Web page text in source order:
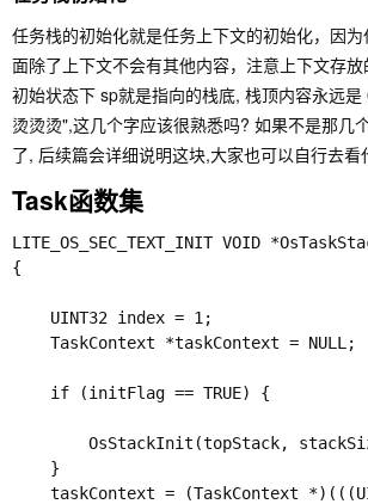
任务栈的初始化就是任务上下文的初始化，因
面除了上下文不会有其他内容，注意上下文存放
初始状态下 sp就是指向的栈底, 栈顶内容永远是
烫烫烫",这几个字应该很熟悉吗? 如果不是那几
了, 后续篇会详细说明这块,大家也可以自行去看
Task函数集
LITE_OS_SEC_TEXT_INIT VOID
{
    UINT32 index = 1;
    TaskContext *taskContext = NULL;
    if (initFlag == TRUE) {
OsStackInit(topStack,
    }
taskContext = (TaskContext